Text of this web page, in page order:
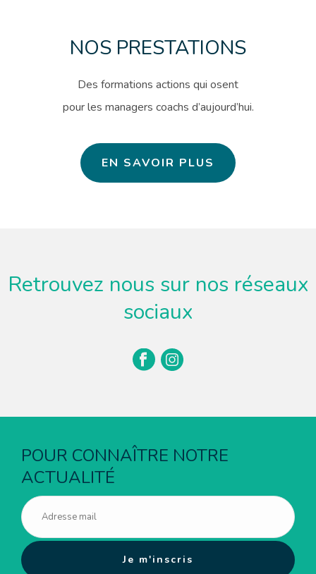
NOS PRESTATIONS
Des formations actions qui osent
pour les managers coachs d’aujourd’hui.
EN SAVOIR PLUS
Retrouvez nous sur nos réseaux
sociaux
POUR CONNAÎTRE NOTRE
ACTUALITÉ